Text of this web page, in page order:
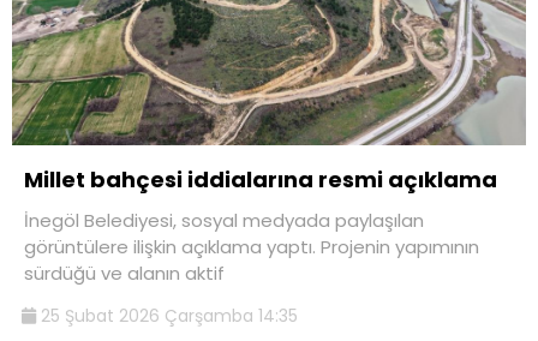
Millet bahçesi iddialarına resmi açıklama
İnegöl Belediyesi, sosyal medyada paylaşılan
görüntülere ilişkin açıklama yaptı. Projenin yapımının
sürdüğü ve alanın aktif
25 Şubat 2026 Çarşamba 14:35